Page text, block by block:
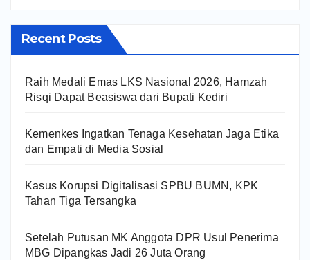
Recent Posts
Raih Medali Emas LKS Nasional 2026, Hamzah
Risqi Dapat Beasiswa dari Bupati Kediri
Kemenkes Ingatkan Tenaga Kesehatan Jaga Etika
dan Empati di Media Sosial
Kasus Korupsi Digitalisasi SPBU BUMN, KPK
Tahan Tiga Tersangka
Setelah Putusan MK Anggota DPR Usul Penerima
MBG Dipangkas Jadi 26 Juta Orang